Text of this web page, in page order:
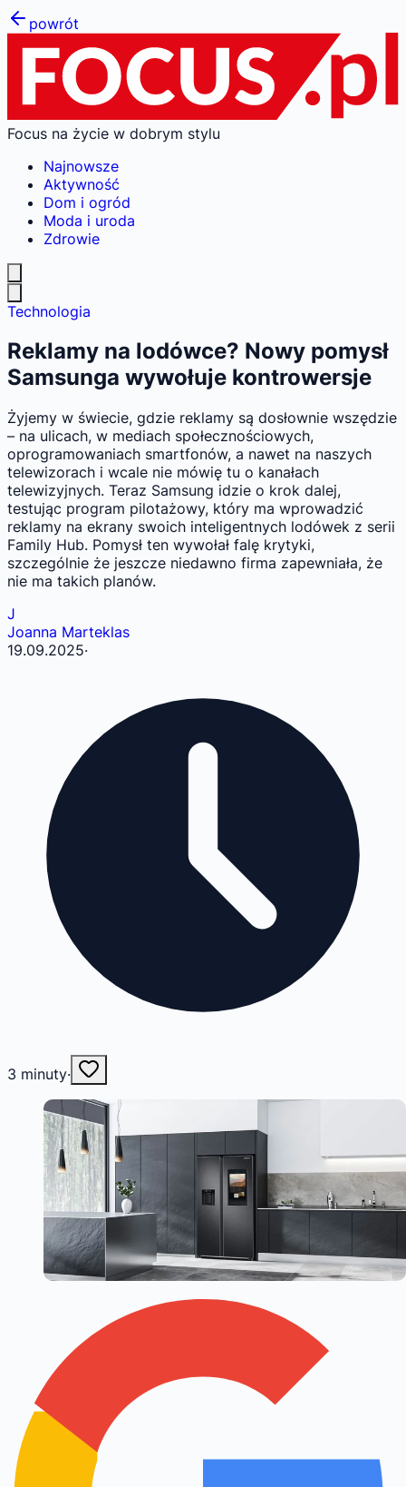
powrót
Focus na życie w dobrym stylu
Najnowsze
Aktywność
Dom i ogród
Moda i uroda
Zdrowie
Technologia
Reklamy na lodówce? Nowy pomysł
Samsunga wywołuje kontrowersje
Żyjemy w świecie, gdzie reklamy są dosłownie wszędzie
– na ulicach, w mediach społecznościowych,
oprogramowaniach smartfonów, a nawet na naszych
telewizorach i wcale nie mówię tu o kanałach
telewizyjnych. Teraz Samsung idzie o krok dalej,
testując program pilotażowy, który ma wprowadzić
reklamy na ekrany swoich inteligentnych lodówek z serii
Family Hub. Pomysł ten wywołał falę krytyki,
szczególnie że jeszcze niedawno firma zapewniała, że
nie ma takich planów.
J
Joanna Marteklas
19.09.2025·
3 minuty·